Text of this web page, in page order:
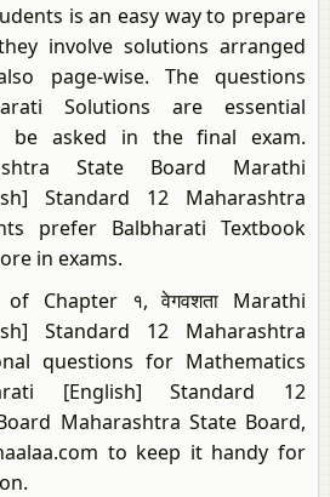
is an easy way to prepare
involve solutions arranged
page-wise. The questions
Solutions are essential
be asked in the final exam.
State Board Marathi
Standard 12 Maharashtra
prefer Balbharati Textbook
in exams.
Chapter १, वेगवशता Marathi
Standard 12 Maharashtra
questions for Mathematics
[English] Standard 12
Maharashtra State Board,
to keep it handy for